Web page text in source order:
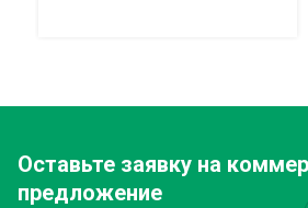
Оставьте заявку на
предложение